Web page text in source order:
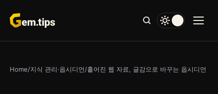
문
로
뛰
Home/지식 관리·옵시디언/흩어진 웹 자료, 글감으로 바꾸는 옵시디언